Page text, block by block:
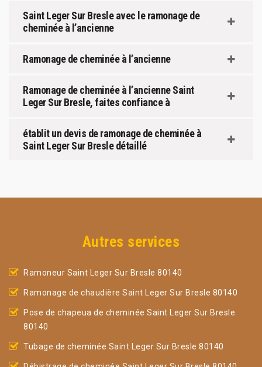
Saint Leger Sur Bresle avec le ramonage de
cheminée à l’ancienne
Ramonage de cheminée à l’ancienne
Ramonage de cheminée à l’ancienne Saint
Leger Sur Bresle, faites confiance à
établit un devis de ramonage de cheminée à
Saint Leger Sur Bresle détaillé
Autres services
Ramoneur Saint Leger Sur Bresle 80140
Ramonage de chaudière Saint Leger Sur Bresle 80140
Pose de chapeua de cheminée Saint Leger Sur Bresle
80140
Tubage de cheminée Saint Leger Sur Bresle 80140